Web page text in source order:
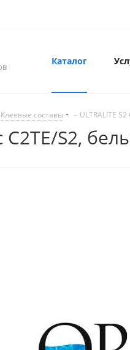
Каталог
Клеевые составы - ULTRALITE
С2ТЕ/S2,